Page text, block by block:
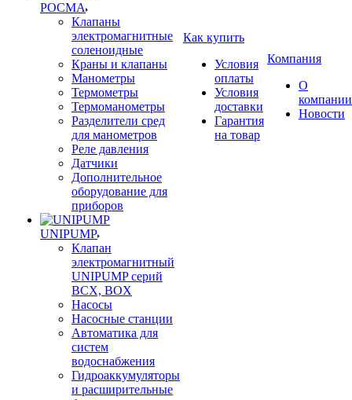
РОСМА
Клапаны
электромагнитные
соленоидные
Краны и клапаны
Манометры
Термометры
Термоманометры
Разделители сред
для манометров
Реле давления
Датчики
Дополнительное
оборудование для
приборов
UNIPUMP
Клапан
электромагнитный
UNIPUMP серий
BCX, BOX
Насосы
Насосные станции
Автоматика для
систем
водоснабжения
Гидроаккумуляторы
и расширительные
Как купить
Условия
оплаты
Условия
доставки
Гарантия
на товар
Компания
О
компании
Новости